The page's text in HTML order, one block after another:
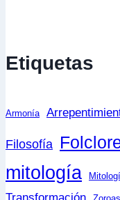
Etiquetas
Armonía
Filosofía
mitología
Transformación